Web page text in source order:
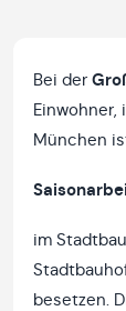
Bei der
München
im
besetzen.